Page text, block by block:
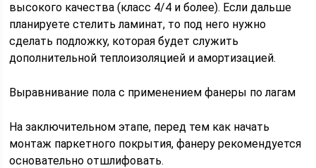
высокого качества (класс 4/4 и более). Если дальше
планируете стелить ламинат, то под него нужно
сделать подложку, которая будет служить
дополнительной теплоизоляцией и амортизацией.
Выравнивание пола с применением фанеры по лагам
На заключительном этапе, перед тем как начать
монтаж паркетного покрытия, фанеру рекомендуется
основательно отшлифовать.